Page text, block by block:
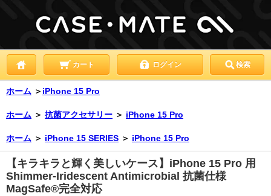
カート ログイン 検索
ホーム ＞ iPhone 15 Pro
ホーム ＞ 抗菌アクセサリー ＞ iPhone 15 Pro
ホーム ＞ iPhone 15 SERIES ＞ iPhone 15 Pro
【キラキラと輝く美しいケース】iPhone 15 Pro 用
Shimmer-Iridescent Antimicrobial 抗菌仕様
MagSafe®完全対応